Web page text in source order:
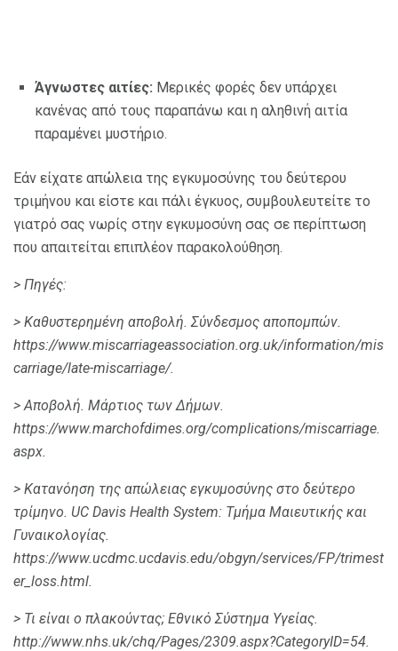
Άγνωστες αιτίες: Μερικές φορές δεν υπάρχει
κανένας από τους παραπάνω και η αληθινή αιτία
παραμένει μυστήριο.
Εάν είχατε απώλεια της εγκυμοσύνης του δεύτερου
τριμήνου και είστε και πάλι έγκυος, συμβουλευτείτε το
γιατρό σας νωρίς στην εγκυμοσύνη σας σε περίπτωση
που απαιτείται επιπλέον παρακολούθηση.
> Πηγές:
> Καθυστερημένη αποβολή. Σύνδεσμος αποπομπών.
https://www.miscarriageassociation.org.uk/information/mis
carriage/late-miscarriage/.
> Αποβολή. Μάρτιος των Δήμων.
https://www.marchofdimes.org/complications/miscarriage.
aspx.
> Κατανόηση της απώλειας εγκυμοσύνης στο δεύτερο
τρίμηνο. UC Davis Health System: Τμήμα Μαιευτικής και
Γυναικολογίας.
https://www.ucdmc.ucdavis.edu/obgyn/services/FP/trimest
er_loss.html.
> Τι είναι ο πλακούντας; Εθνικό Σύστημα Υγείας.
http://www.nhs.uk/chq/Pages/2309.aspx?CategoryID=54.